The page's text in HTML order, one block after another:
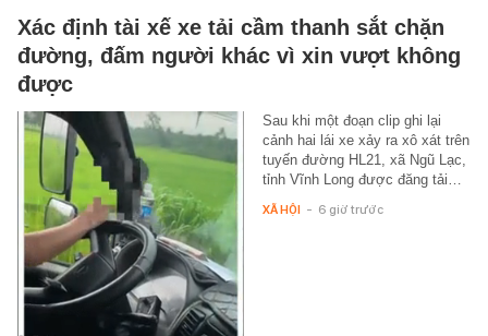
Xác định tài xế xe tải cầm thanh sắt chặn
đường, đấm người khác vì xin vượt không
được
Sau khi một đoạn clip ghi lại
cảnh hai lái xe xảy ra xô xát trên
tuyến đường HL21, xã Ngũ Lạc,
tỉnh Vĩnh Long được đăng tải…
XÃ HỘI - 6 giờ trước